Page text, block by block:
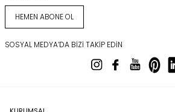
HEMEN ABONE OL
SOSYAL MEDYA’DA BIZI TAKIP EDIN